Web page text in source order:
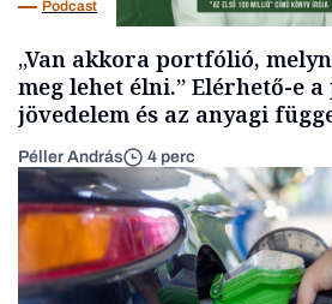
Podcast
„Van akkora portfólió,
meg lehet élni.” Elérhető-e a
jövedelem és az anyagi
Péller András 4 perc